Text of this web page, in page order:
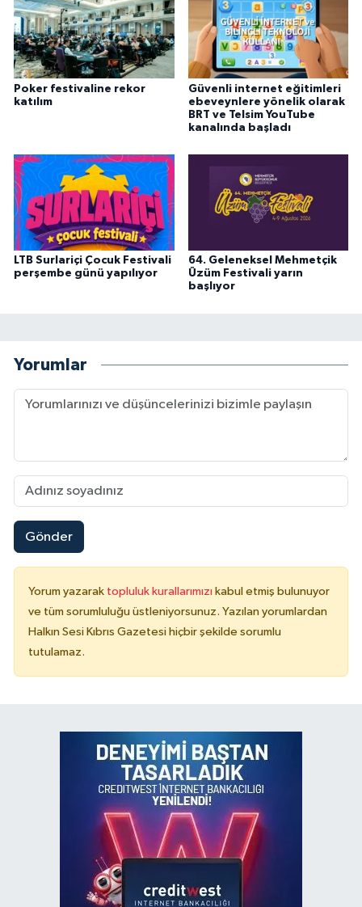
Poker festivaline rekor
katılım
Güvenli internet eğitimleri
ebeveynlere yönelik olarak
BRT ve Telsim YouTube
kanalında başladı
LTB Surlariçi Çocuk Festivali
perşembe günü yapılıyor
64. Geleneksel Mehmetçik
Üzüm Festivali yarın
başlıyor
Yorumlar
Gönder
Yorum yazarak topluluk kurallarımızı kabul etmiş bulunuyor
ve tüm sorumluluğu üstleniyorsunuz. Yazılan yorumlardan
Halkın Sesi Kıbrıs Gazetesi hiçbir şekilde sorumlu
tutulamaz.